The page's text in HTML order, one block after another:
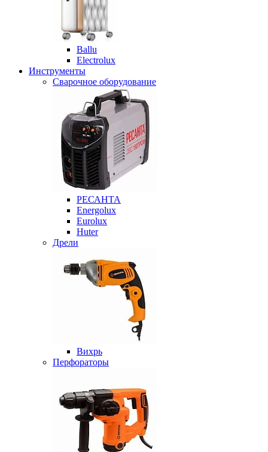
Ballu
Electrolux
Инструменты
Сварочное оборудование
РЕСАНТА
Energolux
Eurolux
Huter
Дрели
Вихрь
Перфораторы